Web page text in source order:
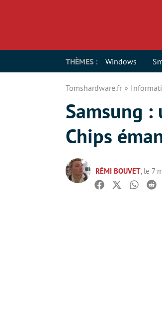
THÈMES : Windows
Tomshardware.fr
Samsung :
Chips
RÉMI BOUVET, le 7
Facebook
TwitterWhatsapp